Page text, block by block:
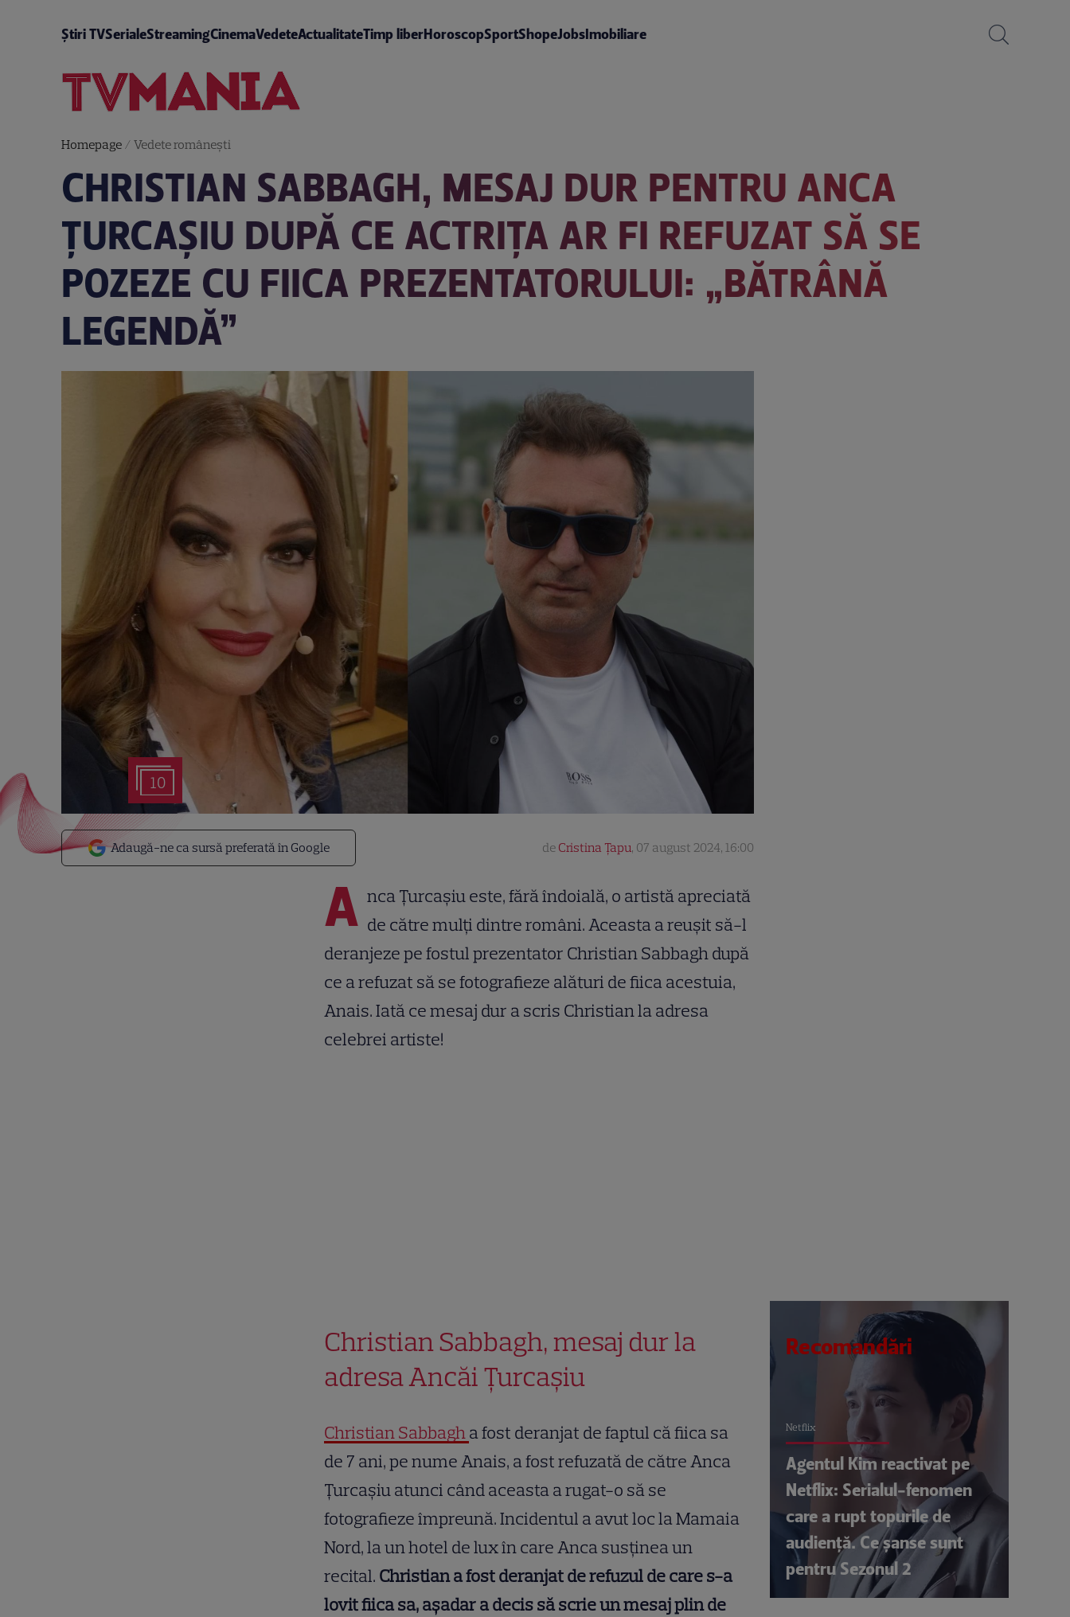
Știri TVSerialeStreamingCinemaVedeteActualitateTimp liberHoroscopSportShopeJobsImobiliare
Homepage/ Vedete româneşti
CHRISTIAN SABBAGH, MESAJ DUR PENTRU ANCA
ȚURCAȘIU DUPĂ CE ACTRIȚA AR FI REFUZAT SĂ SE
POZEZE CU FIICA PREZENTATORULUI: „BĂTRÂNĂ
LEGENDĂ”
10
Adaugă-ne ca sursă preferată în Google de Cristina Țapu, 07 august 2024, 16:00
A nca Țurcașiu este, fără îndoială, o artistă apreciată
de către mulți dintre români. Aceasta a reușit să-l
deranjeze pe fostul prezentator Christian Sabbagh după
ce a refuzat să se fotografieze alături de fiica acestuia,
Anais. Iată ce mesaj dur a scris Christian la adresa
celebrei artiste!
Christian Sabbagh, mesaj dur la
adresa Ancăi Țurcașiu
Christian Sabbagha fost deranjat de faptul că fiica sa
de 7 ani, pe nume Anais, a fost refuzată de către Anca
Țurcașiu atunci când aceasta a rugat-o să se
fotografieze împreună. Incidentul a avut loc la Mamaia
Nord, la un hotel de lux în care Anca susținea un
recital. Christian a fost deranjat de refuzul de care s-a
lovit fiica sa, așadar a decis să scrie un mesaj plin de
Recomandări
Netflix
Agentul Kim reactivat pe
Netflix: Serialul-fenomen
care a rupt topurile de
audiență. Ce șanse sunt
pentru Sezonul 2